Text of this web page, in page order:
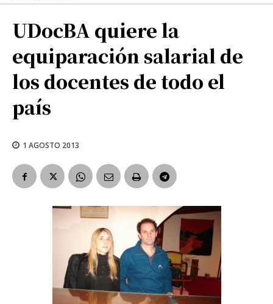
UDocBA quiere la
equiparación salarial de
los docentes de todo el
país
1 AGOSTO 2013